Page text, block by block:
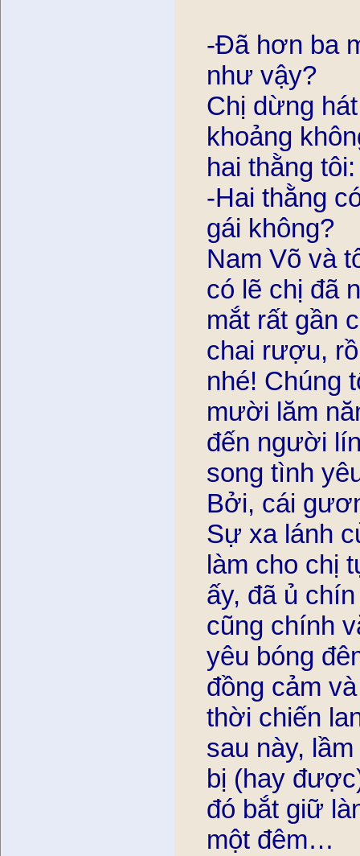
-Đã hơn ba
như vậy?
Chị dừng
khoảng
hai thằng tôi:
-Hai thằng
gái không?
Nam Võ và
có lẽ chị đã
mắt rất gần
chai rượu,
nhé! Chúng
mười lăm
đến người
song tình
Bởi, cái
Sự xa lánh
làm cho chị
ấy, đã ủ
cũng chính
yêu bóng
đồng cảm
thời chiến
sau này,
bị (hay
đó bắt giữ
một đêm…